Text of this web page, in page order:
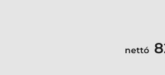
nettó